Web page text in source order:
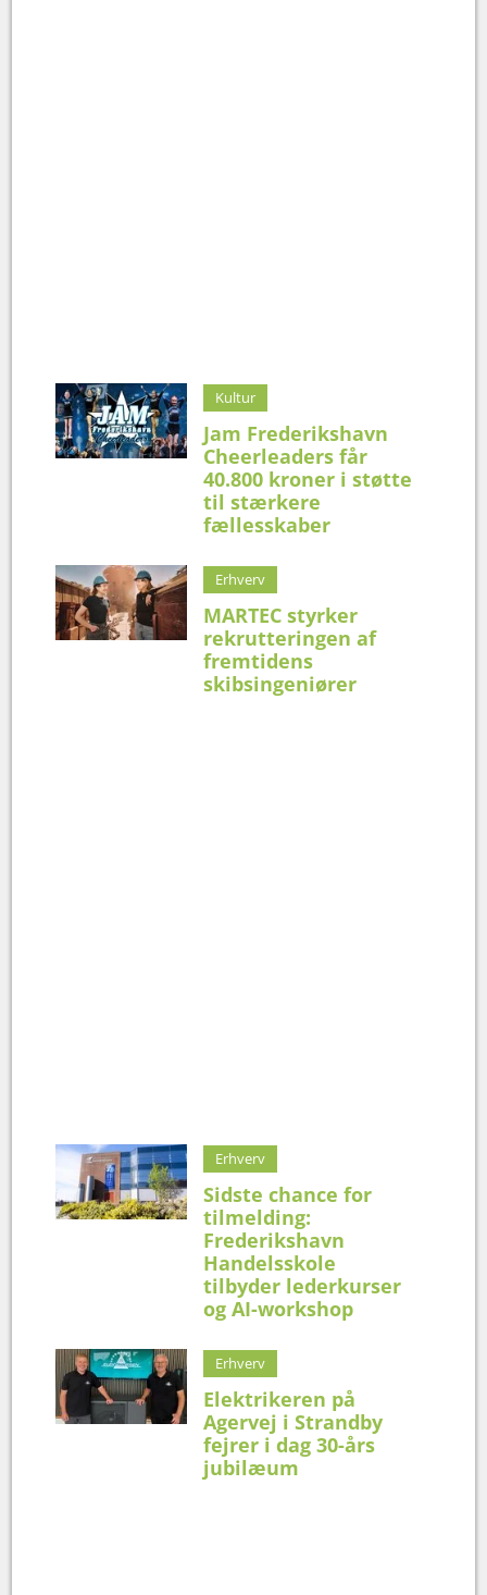
Kultur
Jam Frederikshavn
Cheerleaders får
40.800 kroner i støtte
til stærkere
fællesskaber
Erhverv
MARTEC styrker
rekrutteringen af
fremtidens
skibsingeniører
Erhverv
Sidste chance for
tilmelding:
Frederikshavn
Handelsskole
tilbyder lederkurser
og AI-workshop
Erhverv
Elektrikeren på
Agervej i Strandby
fejrer i dag 30-års
jubilæum